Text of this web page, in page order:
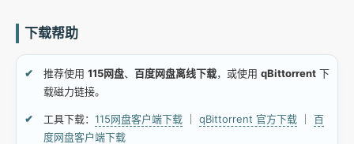
下载帮助
推荐使用 115网盘、 百度网盘离线下载，或使用 qBittorrent 下
载磁力链接。
工具下载： 115网盘客户端下载 qBittorrent 官方下载
百
度网盘客户端下载